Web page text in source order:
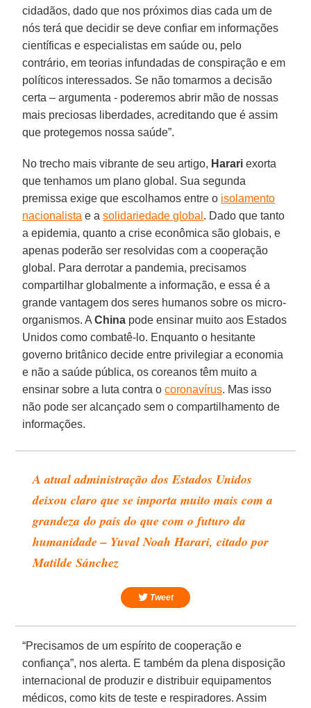
cidadãos, dado que nos próximos dias cada um de
nós terá que decidir se deve confiar em informações
científicas e especialistas em saúde ou, pelo
contrário, em teorias infundadas de conspiração e em
políticos interessados. Se não tomarmos a decisão
certa – argumenta - poderemos abrir mão de nossas
mais preciosas liberdades, acreditando que é assim
que protegemos nossa saúde”.
No trecho mais vibrante de seu artigo, Harari exorta
que tenhamos um plano global. Sua segunda
premissa exige que escolhamos entre o isolamento
nacionalista e asolidariedade global . Dado que tanto
a epidemia, quanto a crise econômica são globais, e
apenas poderão ser resolvidas com a cooperação
global. Para derrotar a pandemia, precisamos
compartilhar globalmente a informação, e essa é a
grande vantagem dos seres humanos sobre os micro-
organismos. AChina pode ensinar muito aos Estados
Unidos como combatê-lo. Enquanto o hesitante
governo britânico decide entre privilegiar a economia
e não a saúde pública, os coreanos têm muito a
ensinar sobre a luta contra ocoronavírus. Mas isso
não pode ser alcançado sem o compartilhamento de
informações.
A atual administração dos Estados Unidos
deixou claro que se importa muito mais com a
grandeza do país do que com o futuro da
humanidade – Yuval Noah Harari, citado por
Matilde Sánchez
Tweet
“Precisamos de um espírito de cooperação e
confiança”, nos alerta. E também da plena disposição
internacional de produzir e distribuir equipamentos
médicos, como kits de teste e respiradores. Assim